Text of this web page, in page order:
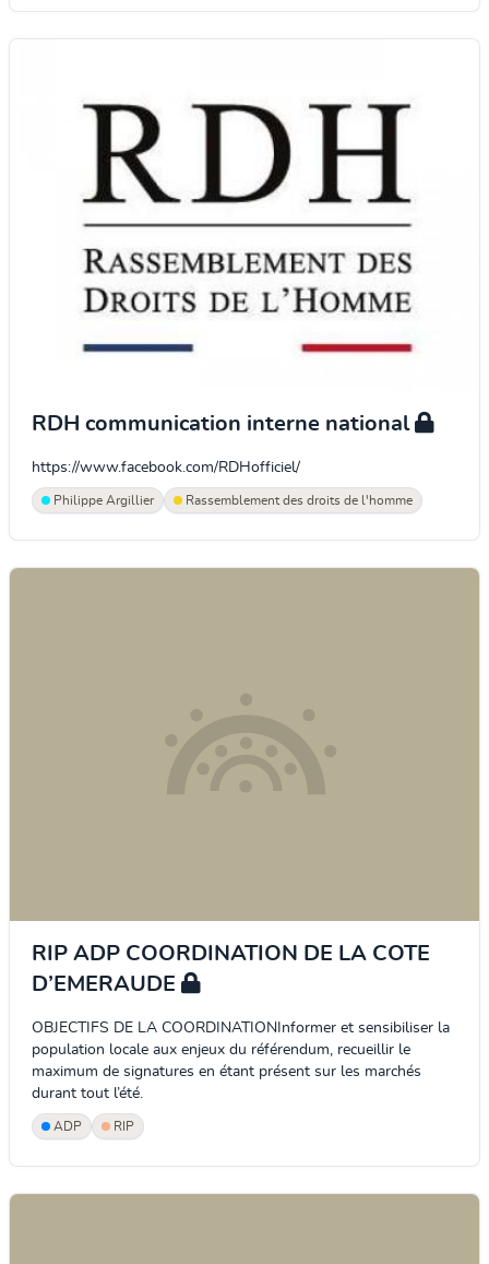
RDH communication interne national
https://www.facebook.com/RDHofficiel/
Philippe Argillier Rassemblement des droits de l'homme
RIP ADP COORDINATION DE LA COTE
D’EMERAUDE
OBJECTIFS DE LA COORDINATIONInformer et sensibiliser la
population locale aux enjeux du référendum, recueillir le
maximum de signatures en étant présent sur les marchés
durant tout l’été.
ADP RIP